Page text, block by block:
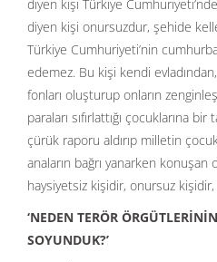
diyen kişi Türkiye
diyen kişi onursuzdur, şehide
Türkiye Cumhuriyeti’nin
edemez. Bu kişi kendi
fonları oluşturup onların
paraları sıfırlattığı çocuklarına
çürük raporu aldırıp milletin
anaların bağrı yanarken konuşan
haysiyetsiz kişidir, onursuz
‘NEDEN TERÖR
SOYUNDUK?’